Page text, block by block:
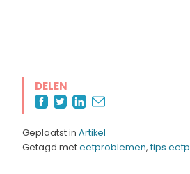
DELEN
Geplaatst in Artikel
Getagd meteetproblemen, tips